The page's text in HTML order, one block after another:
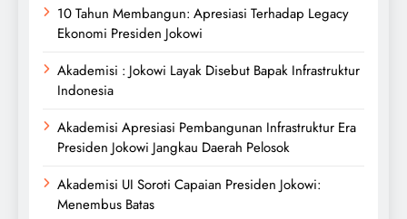
10 Tahun Membangun: Apresiasi Terhadap Legacy
Ekonomi Presiden Jokowi
Akademisi : Jokowi Layak Disebut Bapak Infrastruktur
Indonesia
Akademisi Apresiasi Pembangunan Infrastruktur Era
Presiden Jokowi Jangkau Daerah Pelosok
Akademisi UI Soroti Capaian Presiden Jokowi:
Menembus Batas